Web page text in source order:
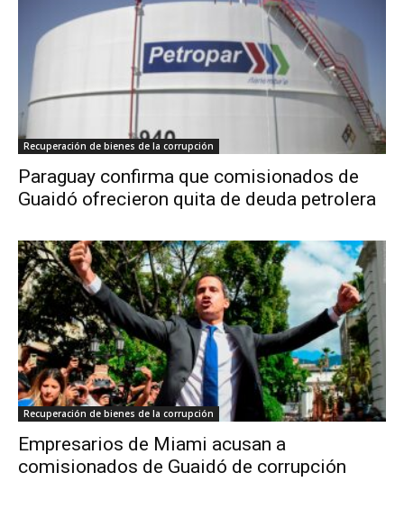
Recuperación de bienes de la corrupción
Paraguay confirma que comisionados de
Guaidó ofrecieron quita de deuda petrolera
Recuperación de bienes de la corrupción
Empresarios de Miami acusan a
comisionados de Guaidó de corrupción